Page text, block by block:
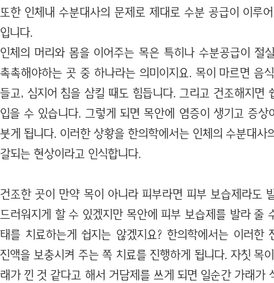
또한 인체내 수분대사의 문제로 제대로 수분 공급이 이루
입니다.
인체의 머리와 몸을 이어주는 목은 특히나 수분공급이 절
촉촉해야하는 곳 중 하나라는 의미이지요. 목이 마르면 음
들고, 심지어 침을 삼킬 때도 힘듭니다. 그리고 건조해지면
입을 수 있습니다. 그렇게 되면 목안에 염증이 생기고 증상
붓게 됩니다. 이러한 상황을 한의학에서는 인체의 수분대사
갈되는 현상이라고 인식합니다.
건조한 곳이 만약 목이 아니라 피부라면 피부 보습제라도
드러워지게 할 수 있겠지만 목안에 피부 보습제를 발라 줄
태를 치료하는게 쉽지는 않겠지요? 한의학에서는 이러한
진액을 보충시켜 주는 쪽 치료를 진행하게 됩니다. 자칫 목
래가 낀 것 같다고 해서 거담제를 쓰게 되면 일순간 가래가